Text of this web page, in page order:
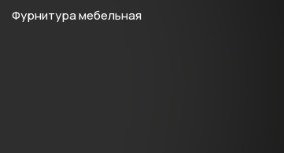
Фурнитура мебельная